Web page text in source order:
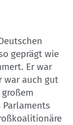
geprägt wie
Er war
war auch gut